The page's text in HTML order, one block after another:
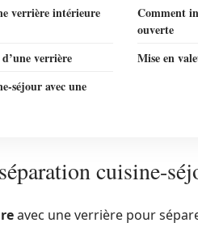
verrière intérieure
Comment
ouverte
verrière
Mise en
séjour avec une
cuisine-
avec une verrière pour